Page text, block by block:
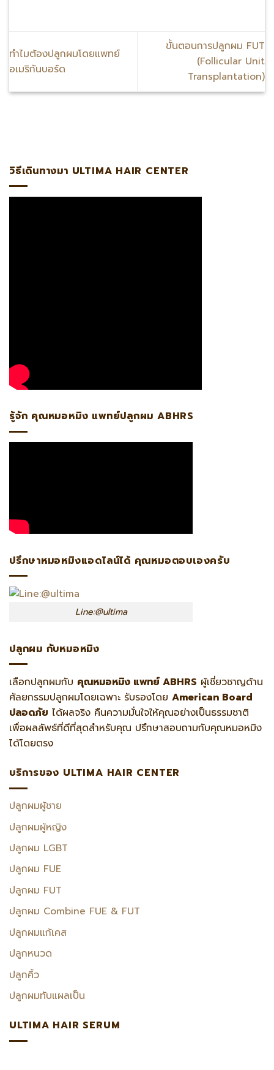
ทำไมต้องปลูกผมโดยแพทย์
อเมริกันบอร์ด
ขั้นตอนการปลูกผม FUT
(Follicular Unit
Transplantation)
วิธีเดินทางมา ULTIMA HAIR CENTER
รู้จัก คุณหมอหมิง แพทย์ปลูกผม ABHRS
ปรึกษาหมอหมิงแอดไลน์ได้ คุณหมอตอบเองครับ
Line:@ultima
ปลูกผม กับหมอหมิง
เลือกปลูกผมกับ คุณหมอหมิง แพทย์ ABHRS ผู้เชี่ยวชาญด้าน
ศัลยกรรมปลูกผมโดยเฉพาะ รับรองโดย American Board
ปลอดภัย ได้ผลจริง คืนความมั่นใจให้คุณอย่างเป็นธรรมชาติ
เพื่อผลลัพธ์ที่ดีที่สุดสำหรับคุณ ปรึกษาสอบถามกับคุณหมอหมิง
ได้โดยตรง
บริการของ ULTIMA HAIR CENTER
ปลูกผมผู้ชาย
ปลูกผมผู้หญิง
ปลูกผม LGBT
ปลูกผม FUE
ปลูกผม FUT
ปลูกผม Combine FUE & FUT
ปลูกผมแก้เคส
ปลูกหนวด
ปลูกคิ้ว
ปลูกผมทับแผลเป็น
ULTIMA HAIR SERUM